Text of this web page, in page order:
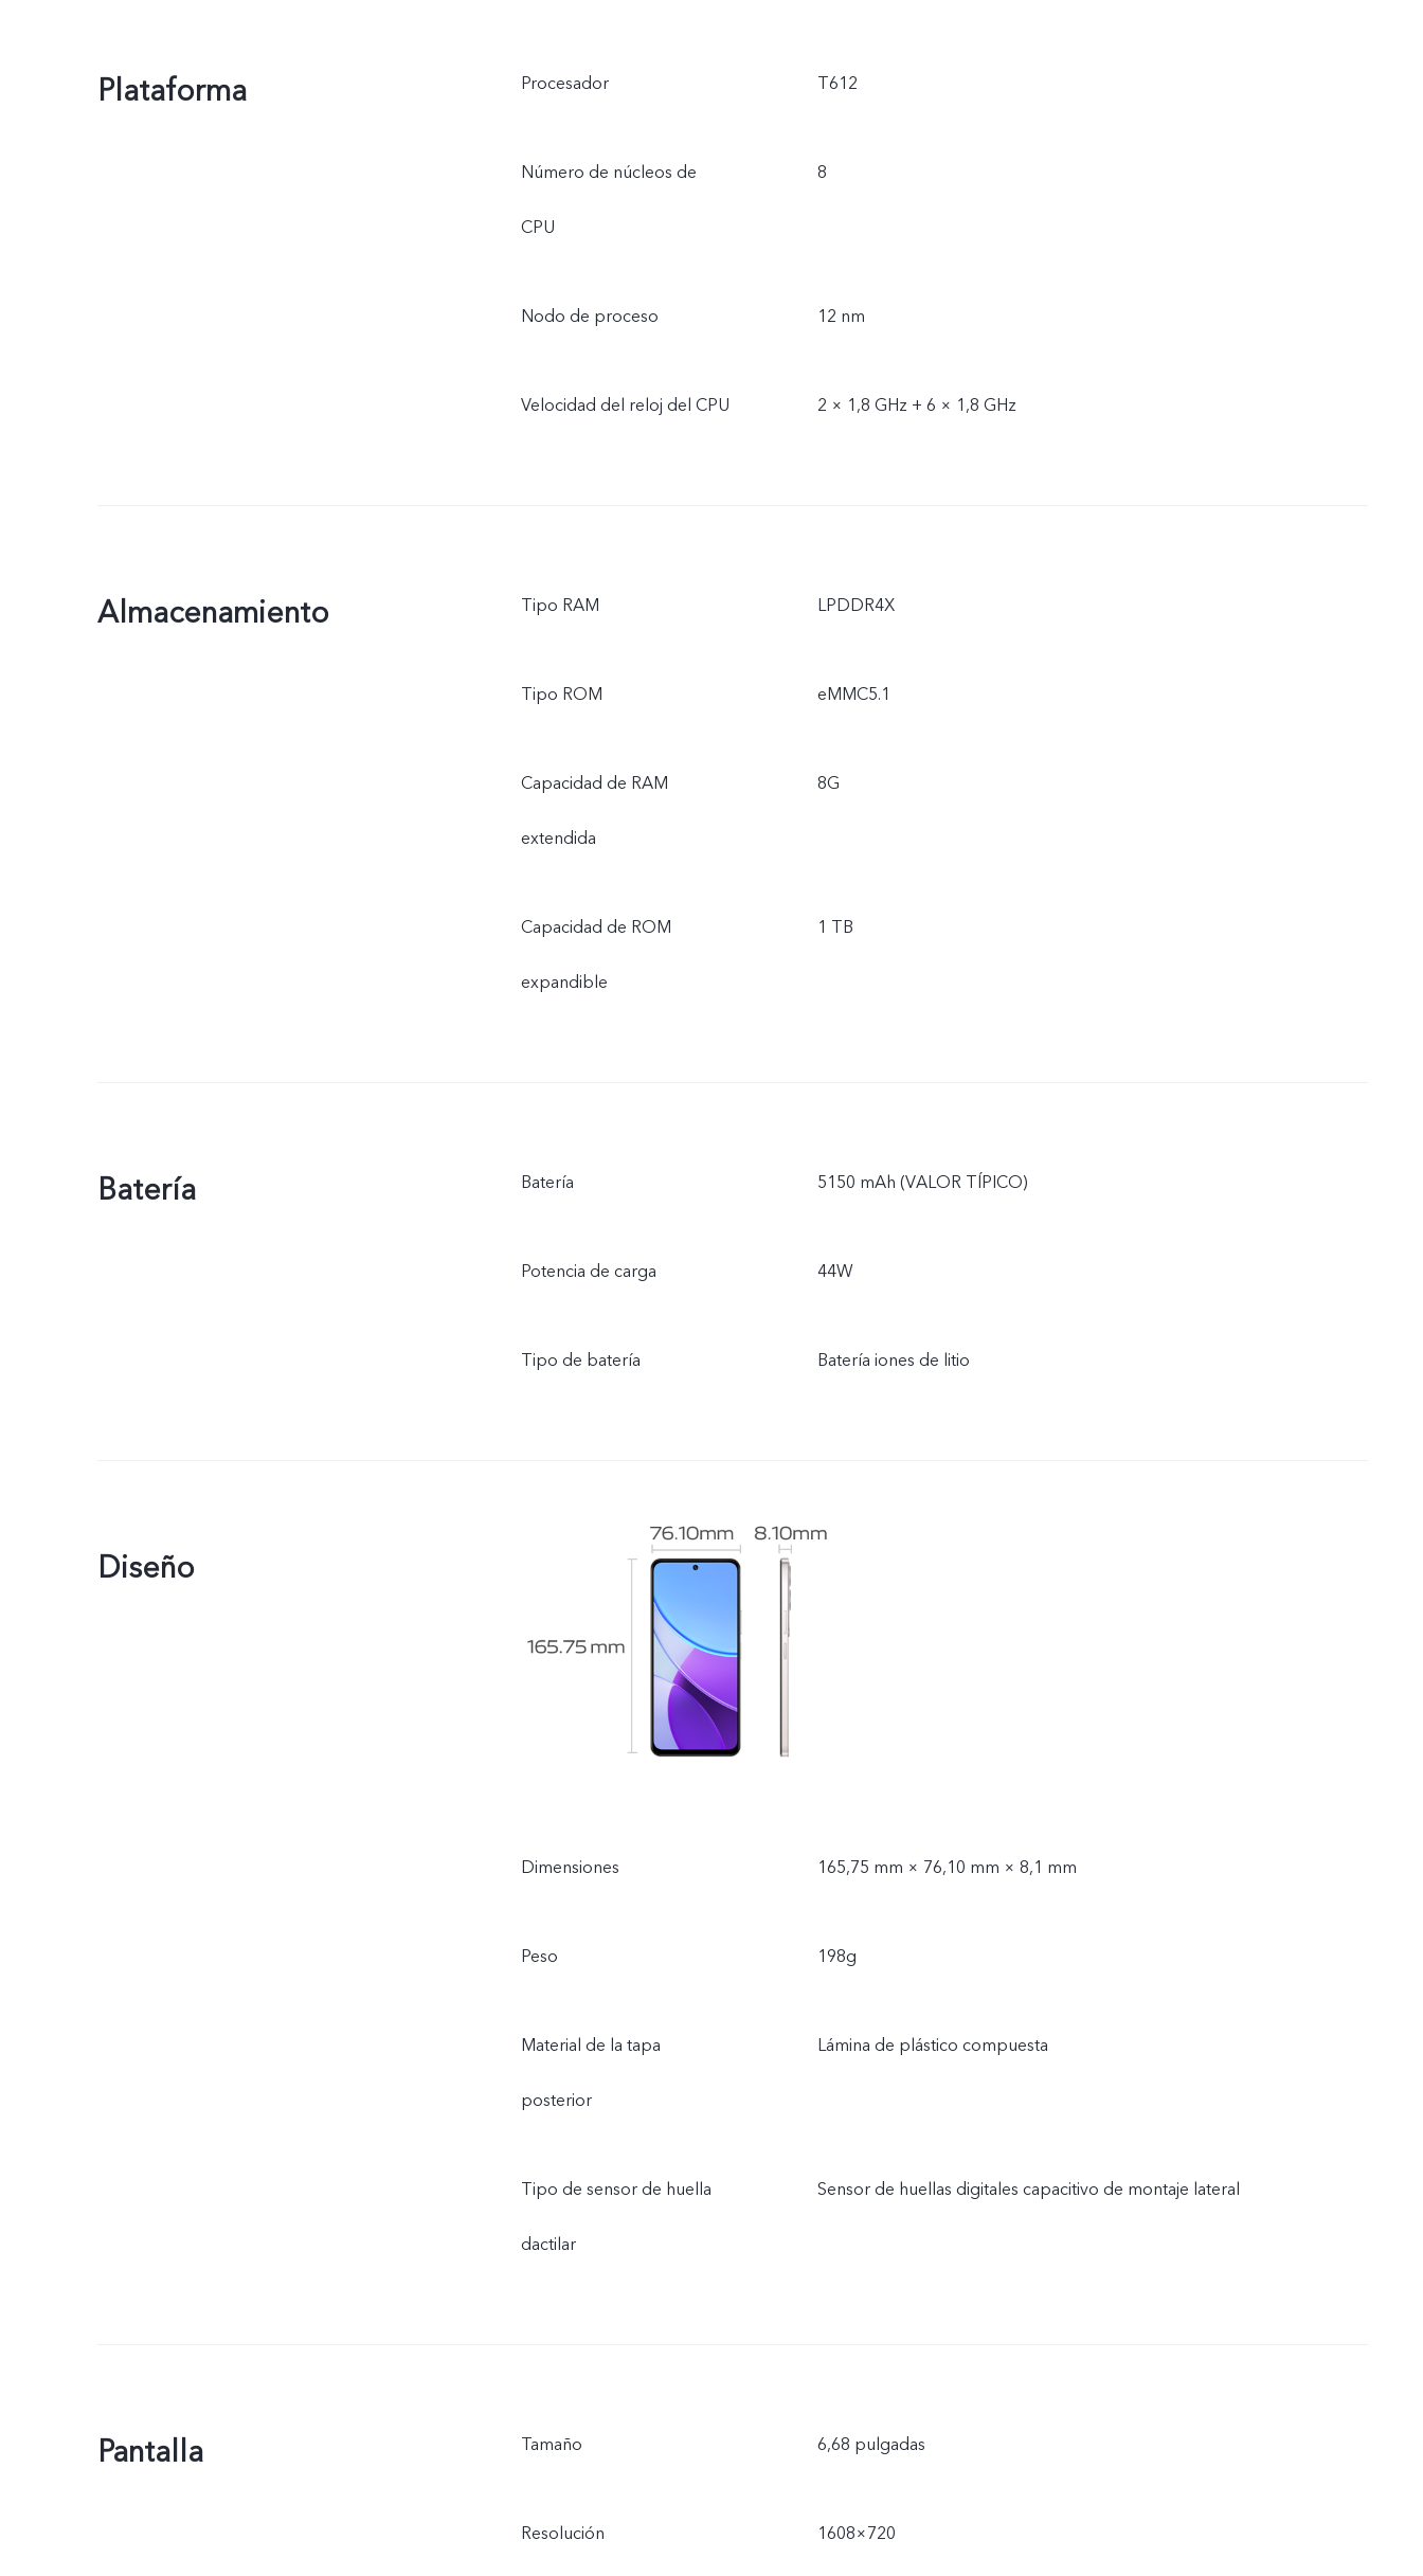
Plataforma Procesador T612
Número de núcleos de
CPU
8
Nodo de proceso 12 nm
Velocidad del reloj del CPU 2 × 1,8 GHz + 6 × 1,8 GHz
Almacenamiento Tipo RAM LPDDR4X
Tipo ROM eMMC5.1
Capacidad de RAM
extendida
8G
Capacidad de ROM
expandible
1 TB
Batería Batería 5150 mAh (VALOR TÍPICO)
Potencia de carga 44W
Tipo de batería Batería iones de litio
Diseño
Dimensiones 165,75 mm × 76,10 mm × 8,1 mm
Peso 198g
Material de la tapa
posterior
Lámina de plástico compuesta
Tipo de sensor de huella
dactilar
Sensor de huellas digitales capacitivo de montaje lateral
Pantalla Tamaño 6,68 pulgadas
Resolución 1608×720